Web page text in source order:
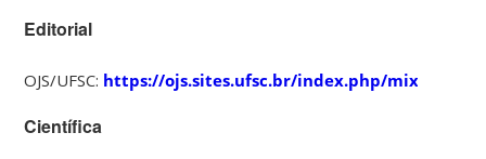
Editorial
OJS/UFSC: https://ojs.sites.ufsc.br/index.php/
Científica